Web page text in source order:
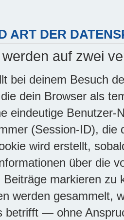
ART DER
auf zwei
bei deinem Besuch
dein Browser als
eindeutige
(Session-ID), die
wird erstellt,
über die
Beiträge markieren zu
werden gesammelt,
betrifft — ohne